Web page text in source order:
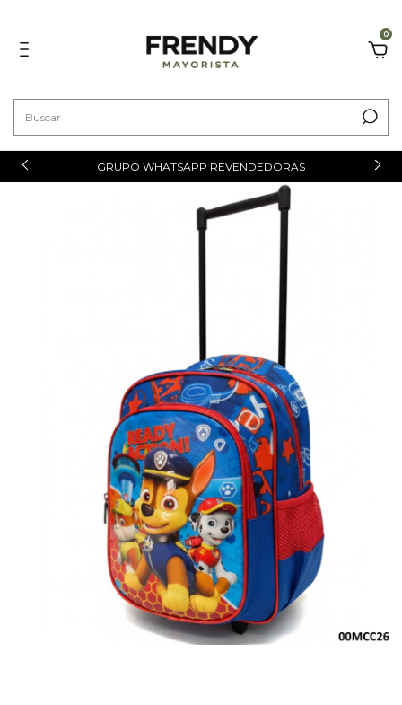
0
GRUPO WHATSAPP REVENDEDORAS